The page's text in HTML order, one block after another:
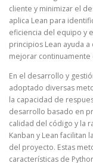
cliente y minimizar el
aplica Lean para
eficiencia del equipo y
principios Lean ayuda
mejorar
En el desarrollo y
adoptado diversas
la capacidad de
desarrollo basado en
calidad del código y la
Kanban y Lean facilitan
del proyecto. Estas
características de